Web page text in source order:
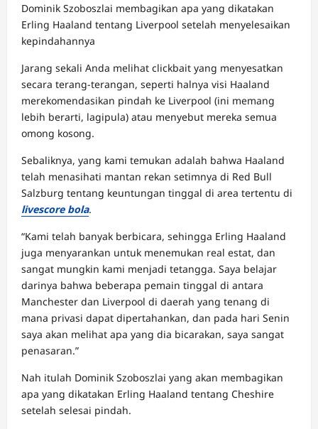
Dominik Szoboszlai membagikan apa yang dikatakan
Erling Haaland tentang Liverpool setelah menyelesaikan
kepindahannya
Jarang sekali Anda melihat clickbait yang menyesatkan
secara terang-terangan, seperti halnya visi Haaland
merekomendasikan pindah ke Liverpool (ini memang
lebih berarti, lagipula) atau menyebut mereka semua
omong kosong.
Sebaliknya, yang kami temukan adalah bahwa Haaland
telah menasihati mantan rekan setimnya di Red Bull
Salzburg tentang keuntungan tinggal di area tertentu di
livescore bola.
“Kami telah banyak berbicara, sehingga Erling Haaland
juga menyarankan untuk menemukan real estat, dan
sangat mungkin kami menjadi tetangga. Saya belajar
darinya bahwa beberapa pemain tinggal di antara
Manchester dan Liverpool di daerah yang tenang di
mana privasi dapat dipertahankan, dan pada hari Senin
saya akan melihat apa yang dia bicarakan, saya sangat
penasaran.”
Nah itulah Dominik Szoboszlai yang akan membagikan
apa yang dikatakan Erling Haaland tentang Cheshire
setelah selesai pindah.